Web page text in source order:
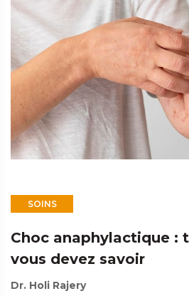
SOINS
Choc anaphylactique :
vous devez savoir
Dr. Holi Rajery